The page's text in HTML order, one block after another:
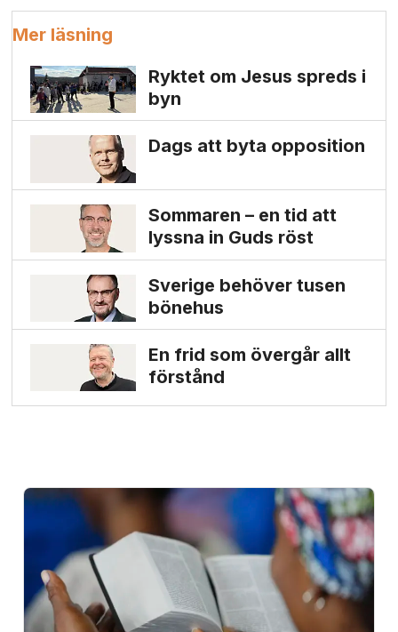
Mer läsning
Ryktet om Jesus spreds i
byn
Dags att byta opposition
Sommaren – en tid att
lyssna in Guds röst
Sverige behöver tusen
bönehus
En frid som övergår allt
förstånd